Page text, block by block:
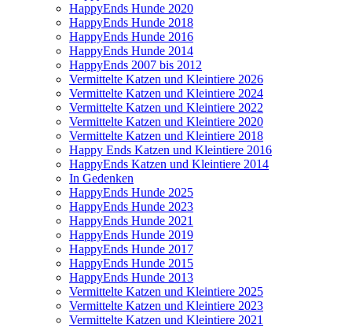
HappyEnds Hunde 2020
HappyEnds Hunde 2018
HappyEnds Hunde 2016
HappyEnds Hunde 2014
HappyEnds 2007 bis 2012
Vermittelte Katzen und Kleintiere 2026
Vermittelte Katzen und Kleintiere 2024
Vermittelte Katzen und Kleintiere 2022
Vermittelte Katzen und Kleintiere 2020
Vermittelte Katzen und Kleintiere 2018
Happy Ends Katzen und Kleintiere 2016
HappyEnds Katzen und Kleintiere 2014
In Gedenken
HappyEnds Hunde 2025
HappyEnds Hunde 2023
HappyEnds Hunde 2021
HappyEnds Hunde 2019
HappyEnds Hunde 2017
HappyEnds Hunde 2015
HappyEnds Hunde 2013
Vermittelte Katzen und Kleintiere 2025
Vermittelte Katzen und Kleintiere 2023
Vermittelte Katzen und Kleintiere 2021